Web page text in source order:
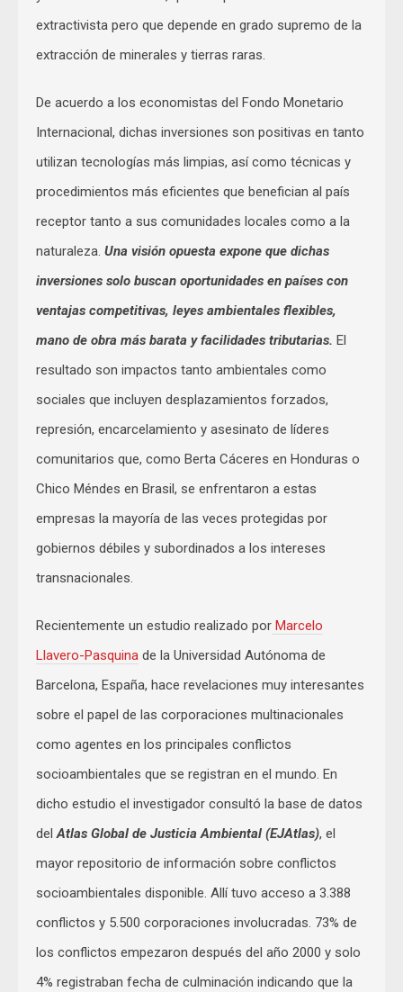
extractivista pero que depende en grado supremo de la
extracción de minerales y tierras raras.
De acuerdo a los economistas del Fondo Monetario
Internacional, dichas inversiones son positivas en tanto
utilizan tecnologías más limpias, así como técnicas y
procedimientos más eficientes que benefician al país
receptor tanto a sus comunidades locales como a la
naturaleza. Una visión opuesta expone que dichas
inversiones solo buscan oportunidades en países con
ventajas competitivas, leyes ambientales flexibles,
mano de obra más barata y facilidades tributarias. El
resultado son impactos tanto ambientales como
sociales que incluyen desplazamientos forzados,
represión, encarcelamiento y asesinato de líderes
comunitarios que, como Berta Cáceres en Honduras o
Chico Méndes en Brasil, se enfrentaron a estas
empresas la mayoría de las veces protegidas por
gobiernos débiles y subordinados a los intereses
transnacionales.
Recientemente un estudio realizado por Marcelo
Llavero-Pasquina de la Universidad Autónoma de
Barcelona, España, hace revelaciones muy interesantes
sobre el papel de las corporaciones multinacionales
como agentes en los principales conflictos
socioambientales que se registran en el mundo. En
dicho estudio el investigador consultó la base de datos
delAtlas Global de Justicia Ambiental (EJAtlas), el
mayor repositorio de información sobre conflictos
socioambientales disponible. Allí tuvo acceso a 3.388
conflictos y 5.500 corporaciones involucradas. 73% de
los conflictos empezaron después del año 2000 y solo
4% registraban fecha de culminación indicando que la